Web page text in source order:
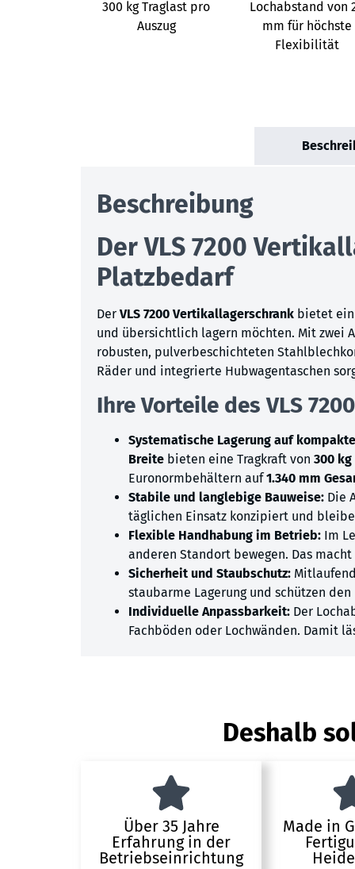
300 kg Traglast pro
Auszug
Lochabstand von
mm für höchste
Flexibilität
Beschreibung
Der VLS 7200
Platzbedarf
Der VLS 7200 Vertikallagerschrank bietet
und übersichtlich lagern möchten. Mit zwei
robusten, pulverbeschichteten
Räder und integrierte Hubwagentaschen
Ihre Vorteile des VLS
Systematische Lagerung auf
Breite bieten eine Tragkraft von 300 kg
Euronormbehältern auf1.340 mm
Stabile und langlebige Bauweise: Die
täglichen Einsatz konzipiert und
Flexible Handhabung im Betrieb: Im
anderen Standort bewegen. Das
Sicherheit und Staubschutz:
staubarme Lagerung und schützen
Individuelle Anpassbarkeit: Der
Fachböden oder Lochwänden. Damit
Deshalb
Über 35 Jahre
Erfahrung in der
Betriebseinrichtung
Made in